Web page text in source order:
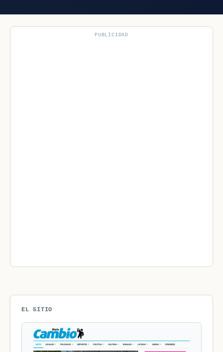
PUBLICIDAD
EL SITIO